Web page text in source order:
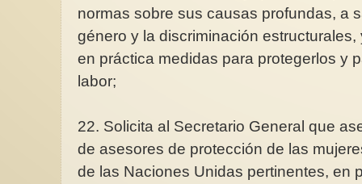
normas sobre sus causas profundas, a
género y la discriminación
en práctica medidas para protegerlos y
labor;
22. Solicita al Secretario General que
de asesores de protección de las
de las Naciones Unidas pertinentes, en